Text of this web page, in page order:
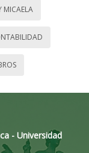
MICAELA
- Universidad